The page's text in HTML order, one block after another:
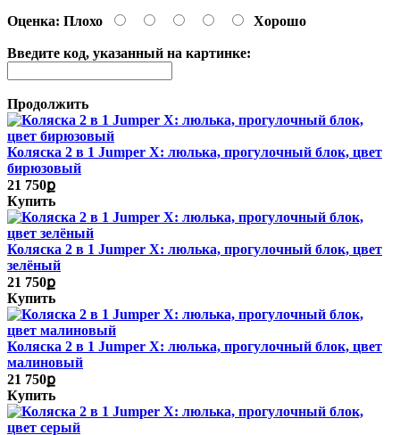
Оценка: Плохо Хорошо
Введите код, указанный на картинке:
Продолжить
Коляска 2 в 1 Jumper X: люлька, прогулочный блок, цвет
бирюзовый
21 750ք
Купить
Коляска 2 в 1 Jumper X: люлька, прогулочный блок, цвет
зелёный
21 750ք
Купить
Коляска 2 в 1 Jumper X: люлька, прогулочный блок, цвет
малиновый
21 750ք
Купить